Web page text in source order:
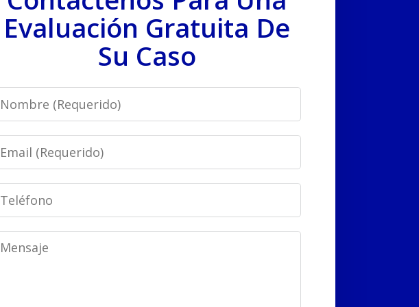
Evaluación Gratuita De
Su Caso
Name
Email
Phone
Message